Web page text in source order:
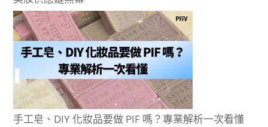
手工皂、DIY 化妝品要做 PIF 嗎？專業解析一次看懂